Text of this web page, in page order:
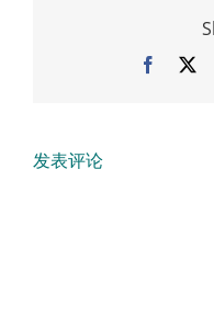
发表评论